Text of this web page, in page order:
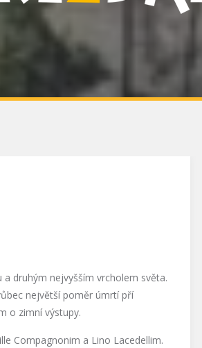
druhým nejvyšším vrcholem světa.
největší poměr úmrtí pří
o zimní výstupy.
Compagnonim a Lino Lacedellim.